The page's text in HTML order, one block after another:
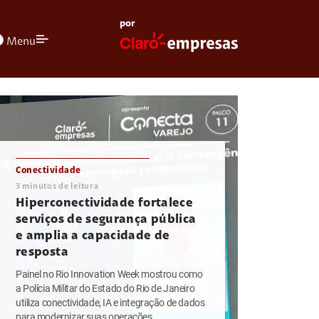
Menu
por
Conectividade
3 minutos de leitura
Hiperconectividade fortalece
serviços de segurança pública
e amplia a capacidade de
resposta
Painel no Rio Innovation Week mostrou como
a Polícia Militar do Estado do Rio de Janeiro
utiliza conectividade, IA e integração de dados